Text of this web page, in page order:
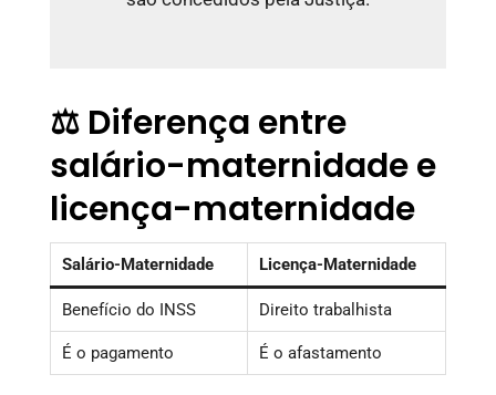
⚖️ Diferença entre
salário-maternidade e
licença-maternidade
Salário-Maternidade Licença-Maternidade
Benefício do INSS Direito trabalhista
É o pagamento É o afastamento